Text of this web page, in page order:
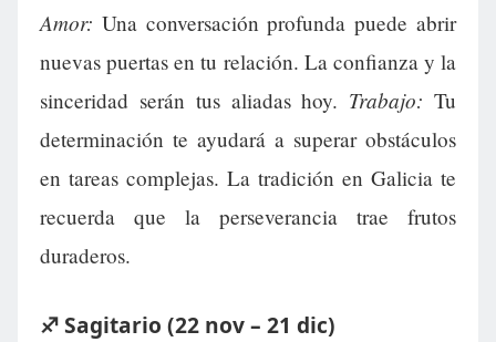
Amor: Una conversación profunda puede abrir
nuevas puertas en tu relación. La confianza y la
sinceridad serán tus aliadas hoy. Trabajo: Tu
determinación te ayudará a superar obstáculos
en tareas complejas. La tradición en Galicia te
recuerda que la perseverancia trae frutos
duraderos.
♐ Sagitario (22 nov – 21 dic)